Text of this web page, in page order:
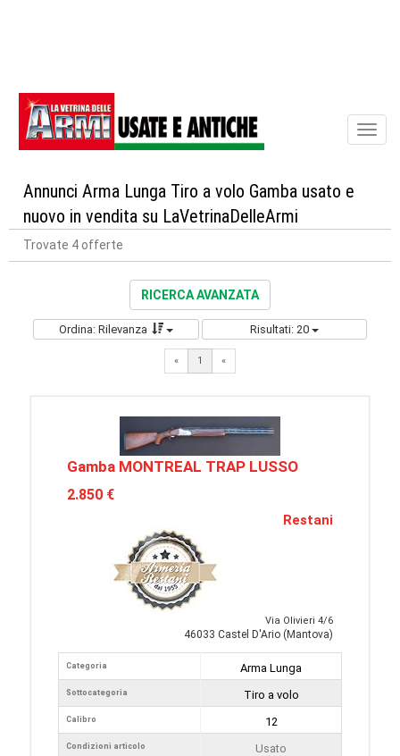
Annunci Arma Lunga Tiro a volo Gamba usato e
nuovo in vendita su LaVetrinaDelleArmi
Trovate 4 offerte
RICERCA AVANZATA
Ordina: Rilevanza Risultati: 20
« 1 «
Gamba MONTREAL TRAP LUSSO
2.850 €
Restani
Via Olivieri 4/6
46033 Castel D'Ario (Mantova)
Categoria
Sottocategoria
Calibro
Condizioni articolo
Arma Lunga
Tiro a volo
12
Usato